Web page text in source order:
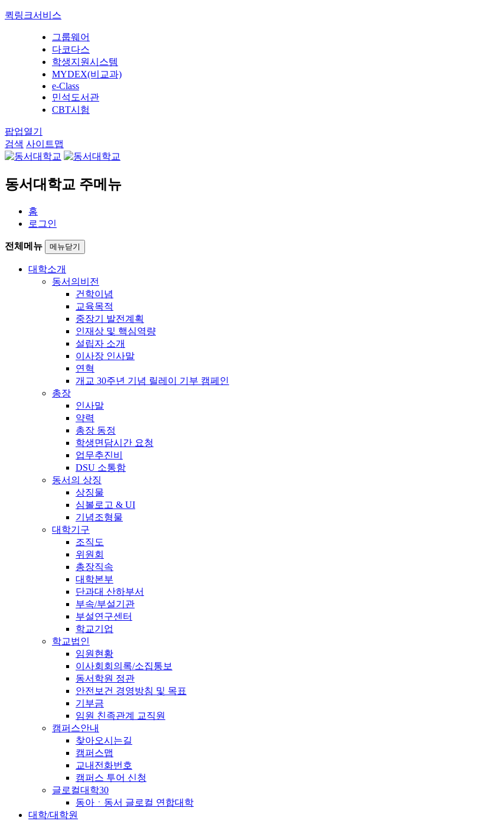
퀵링크서비스
그룹웨어
다코다스
학생지원시스템
MYDEX(비교과)
e-Class
민석도서관
CBT시험
팝업열기
검색 사이트맵
동서대학교 주메뉴
홈
로그인
전체메뉴 메뉴닫기
대학소개
동서의비전
건학이념
교육목적
중장기 발전계획
인재상 및 핵심역량
설립자 소개
이사장 인사말
연혁
개교 30주년 기념 릴레이 기부 캠페인
총장
인사말
약력
총장 동정
학생면담시간 요청
업무추진비
DSU 소통함
동서의 상징
상징물
심볼로고 & UI
기념조형물
대학기구
조직도
위원회
총장직속
대학본부
단과대 산하부서
부속/부설기관
부설연구센터
학교기업
학교법인
임원현황
이사회회의록/소집통보
동서학원 정관
안전보건 경영방침 및 목표
기부금
임원 친족관계 교직원
캠퍼스안내
찾아오시는길
캠퍼스맵
교내전화번호
캠퍼스 투어 신청
글로컬대학30
동아ㆍ동서 글로컬 연합대학
대학/대학원